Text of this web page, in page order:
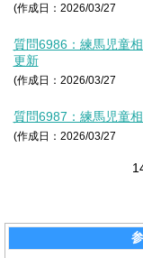
(作成日：2026/03/27
質問6986：練馬児童
更新
(作成日：2026/03/27
質問6987：練馬児童
(作成日：2026/03/27